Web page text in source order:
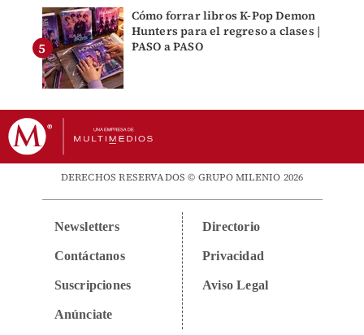
Cómo forrar libros K-Pop Demon
Hunters para el regreso a clases |
PASO a PASO
DERECHOS RESERVADOS © GRUPO MILENIO 2026
Newsletters
Contáctanos
Suscripciones
Anúnciate
Directorio
Privacidad
Aviso Legal